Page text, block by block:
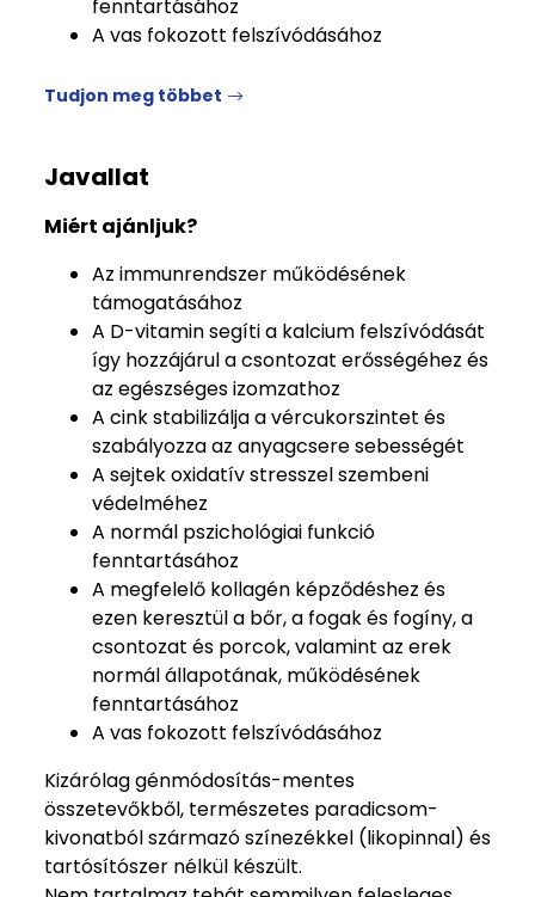
fenntartásához
A vas fokozott felszívódásához
Tudjon meg többet
Javallat
Miért ajánljuk?
Az immunrendszer működésének
támogatásához
A D-vitamin segíti a kalcium felszívódását
így hozzájárul a csontozat erősségéhez és
az egészséges izomzathoz
A cink stabilizálja a vércukorszintet és
szabályozza az anyagcsere sebességét
A sejtek oxidatív stresszel szembeni
védelméhez
A normál pszichológiai funkció
fenntartásához
A megfelelő kollagén képződéshez és
ezen keresztül a bőr, a fogak és fogíny, a
csontozat és porcok, valamint az erek
normál állapotának, működésének
fenntartásához
A vas fokozott felszívódásához
Kizárólag génmódosítás-mentes
összetevőkből, természetes paradicsom-
kivonatból származó színezékkel (likopinnal) és
tartósítószer nélkül készült.